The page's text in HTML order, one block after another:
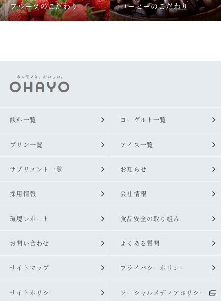
フルーツのこだわり コーヒーのこだわり
飲料一覧 ヨーグルト一覧
プリン一覧 アイス一覧
サプリメント一覧 お知らせ
採用情報 会社情報
環境レポート 食品安全の取り組み
お問い合わせ よくある質問
サイトマップ プライバシーポリシー
サイトポリシー ソーシャルメディアポリシー